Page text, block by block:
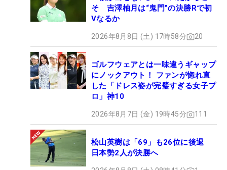
そ 吉澤柚月は“鬼門”の決勝Rで初
Vなるか
2026年8月8日 (土) 17時58分 20
ゴルフウェアとは一味違うギャップ
にノックアウト！ ファンが惚れ直
した「ドレス姿が完璧すぎる女子プ
ロ」神10
2026年8月7日 (金) 19時45分 111
松山英樹は「69」も26位に後退
日本勢2人が決勝へ